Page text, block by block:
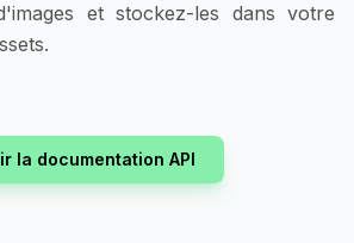
et stockez-les dans votre
la documentation API